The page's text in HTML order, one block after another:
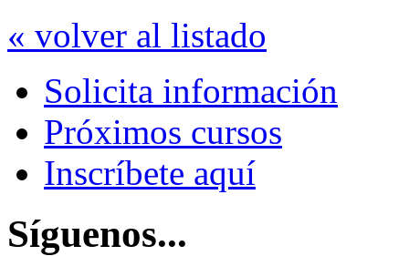
« volver al listado
Solicita información
Próximos cursos
Inscríbete aquí
Síguenos...